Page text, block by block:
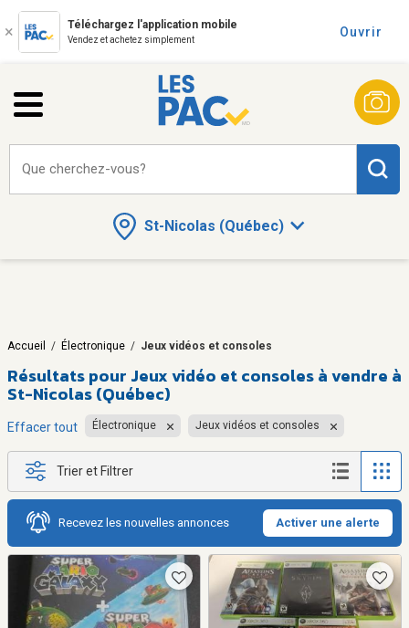
Téléchargez l'application mobile
Vendez et achetez simplement
Ouvrir
St-Nicolas (Québec)
Que cherchez-vous?
Accueil / Électronique / Jeux vidéos et consoles
Résultats pour Jeux vidéo et consoles à vendre à
St-Nicolas (Québec)
Effacer tout Électronique Jeux vidéos et consoles
Trier et Filtrer
Recevez les nouvelles annonces Activer une alerte